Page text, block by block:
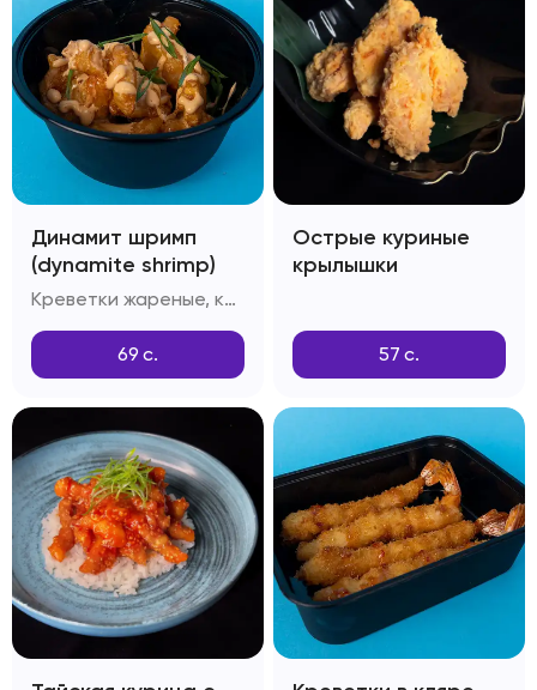
Динамит шримп
(dynamite shrimp)
Креветки жареные, кляр Темпура, соус Динамит, зелень
69 с.
Острые куриные
крылышки
57 с.